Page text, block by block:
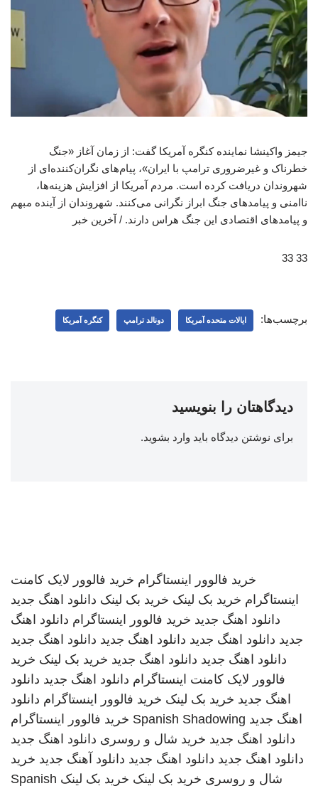
جیمز واکینشا نماینده کنگره آمریکا گفت: از زمان آغاز «جنگ
خطرناک و غیرضروری ترامپ با ایران»، پیام‌های نگران‌کننده‌ای از
شهروندان دریافت کرده است. مردم آمریکا از افزایش هزینه‌ها،
ناامنی و پیامدهای جنگ ابراز نگرانی می‌کنند. شهروندان از آینده مبهم
و پیامدهای اقتصادی این جنگ هراس دارند. / آخرین خبر
33 33
برچسب‌ها: ایالات متحده آمریکا دونالد ترامپ کنگره آمریکا
دیدگاهتان را بنویسید
برای نوشتن دیدگاه باید وارد بشوید.
خرید فالوور اینستاگرام خرید فالوور لایک کامنت
اینستاگرام خرید بک لینک خرید بک لینک دانلود اهنگ جدید
دانلود اهنگ جدید خرید فالوور اینستاگرام دانلود اهنگ
جدید دانلود اهنگ جدید دانلود اهنگ جدید دانلود اهنگ جدید
دانلود اهنگ جدید دانلود اهنگ جدید خرید بک لینک خرید
فالوور لایک کامنت اینستاگرام دانلود اهنگ جدید دانلود
اهنگ جدید خرید بک لینک خرید فالوور اینستاگرام دانلود
اهنگ جدید Spanish Shadowing خرید فالوور اینستاگرام
دانلود اهنگ جدید خرید شال و روسری دانلود اهنگ جدید
دانلود اهنگ جدید دانلود اهنگ جدید دانلود آهنگ جدید خرید
شال و روسری خرید بک لینک خرید بک لینک Spanish